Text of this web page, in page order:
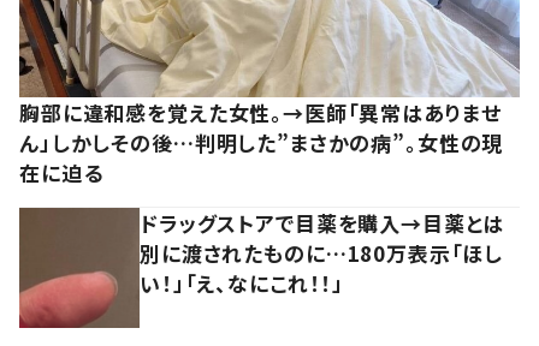
胸部に違和感を覚えた女性。→医師「異常はありませ
ん」しかしその後…判明した”まさかの病”。女性の現
在に迫る
ドラッグストアで目薬を購入→目薬とは
別に渡されたものに…180万表示「ほし
い！」「え、なにこれ！！」